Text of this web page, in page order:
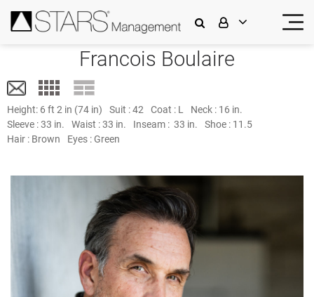
Francois Boulaire
Height: 6 ft 2 in (74 in) Suit :42 Coat : L Neck : 16 in.
Sleeve :33 in. Waist :33 in. Inseam : 33 in. Shoe : 11.5
Hair : Brown Eyes : Green